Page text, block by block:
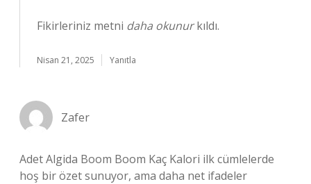
Fikirleriniz metni daha okunurkıldı.
Nisan 21, 2025 Yanıtla
Zafer
Adet Algida Boom Boom Kaç Kalori ilk cümlelerde
hoş bir özet sunuyor, ama daha net ifadeler